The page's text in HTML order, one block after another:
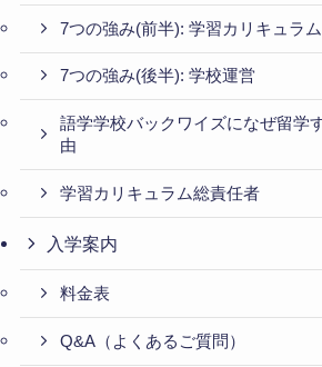
7つの強み(前半): 学習カリキュラム
7つの強み(後半): 学校運営
語学学校バックワイズになぜ留学
由
学習カリキュラム総責任者
入学案内
料金表
Q&A（よくあるご質問）